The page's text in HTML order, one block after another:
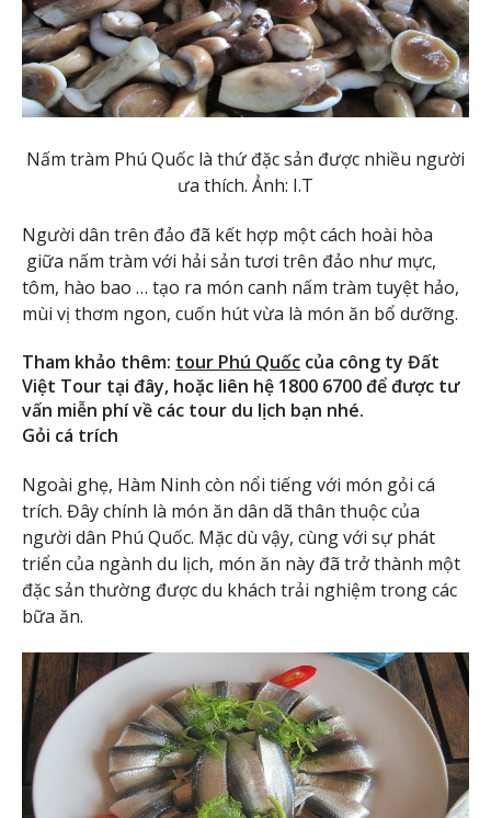
Nấm tràm Phú Quốc là thứ đặc sản được nhiều người
ưa thích. Ảnh: I.T
Người dân trên đảo đã kết hợp một cách hoài hòa
giữa nấm tràm với hải sản tươi trên đảo như mực,
tôm, hào bao … tạo ra món canh nấm tràm tuyệt hảo,
mùi vị thơm ngon, cuốn hút vừa là món ăn bổ dưỡng.
Tham khảo thêm: tour Phú Quốc của công ty Đất
Việt Tour tại đây, hoặc liên hệ 1800 6700 để được tư
vấn miễn phí về các tour du lịch bạn nhé.
Gỏi cá trích
Ngoài ghẹ, Hàm Ninh còn nổi tiếng với món gỏi cá
trích. Đây chính là món ăn dân dã thân thuộc của
người dân Phú Quốc. Mặc dù vậy, cùng với sự phát
triển của ngành du lịch, món ăn này đã trở thành một
đặc sản thường được du khách trải nghiệm trong các
bữa ăn.